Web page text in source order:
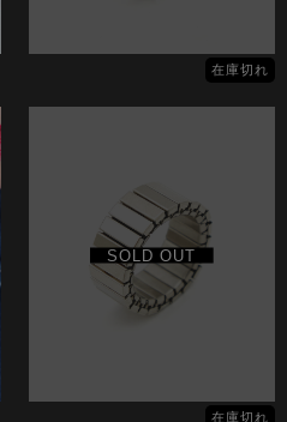
在庫切れ
SOLD OUT
在庫切れ